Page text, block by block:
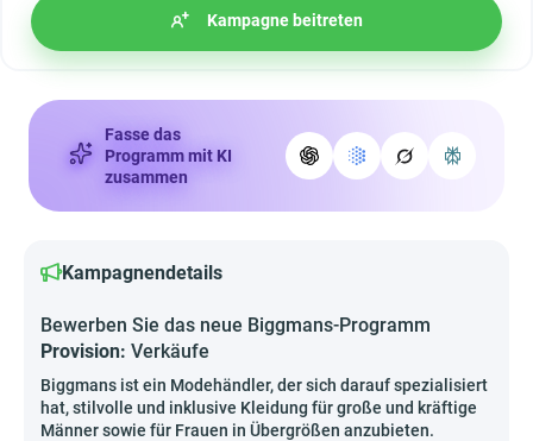
Kampagne beitreten
Fasse das
Programm mit KI
zusammen
Kampagnendetails
Bewerben Sie das neue Biggmans-Programm
Provision: Verkäufe
Biggmans ist ein Modehändler, der sich darauf spezialisiert
hat, stilvolle und inklusive Kleidung für große und kräftige
Männer sowie für Frauen in Übergrößen anzubieten.